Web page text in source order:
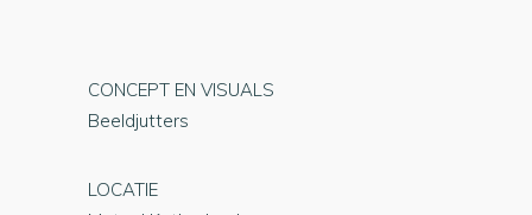
CONCEPT EN VISUALS
Beeldjutters
LOCATIE